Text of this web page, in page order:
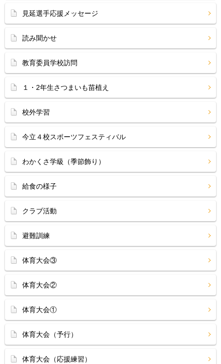
見延選手応援メッセージ
読み聞かせ
教育委員学校訪問
１・2年生さつまいも苗植え
校外学習
今立４校スポーツフェスティバル
わかくさ学級（季節飾り）
給食の様子
クラブ活動
避難訓練
体育大会③
体育大会②
体育大会①
体育大会（予行）
体育大会（応援練習）